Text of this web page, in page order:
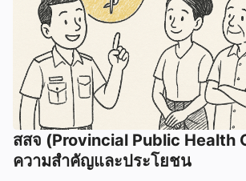
สสจ (Provincial Public Health
ความสำคัญและประโยชน